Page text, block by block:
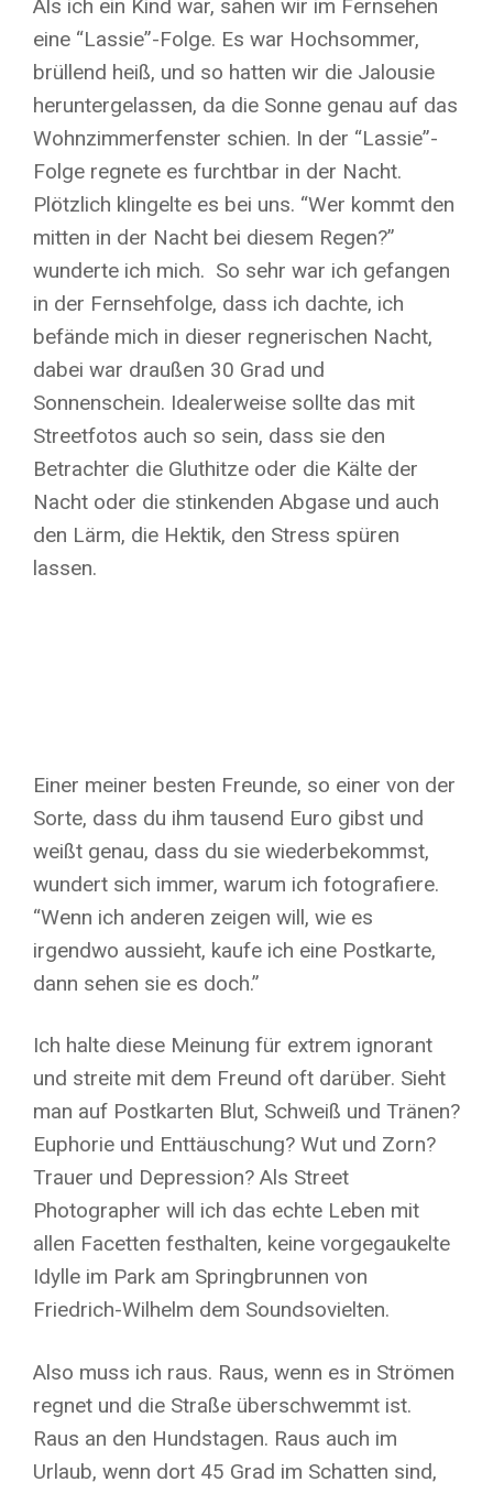
Als ich ein Kind war, sahen wir im Fernsehen
eine “Lassie”-Folge. Es war Hochsommer,
brüllend heiß, und so hatten wir die Jalousie
heruntergelassen, da die Sonne genau auf das
Wohnzimmerfenster schien. In der “Lassie”-
Folge regnete es furchtbar in der Nacht.
Plötzlich klingelte es bei uns. “Wer kommt den
mitten in der Nacht bei diesem Regen?”
wunderte ich mich. So sehr war ich gefangen
in der Fernsehfolge, dass ich dachte, ich
befände mich in dieser regnerischen Nacht,
dabei war draußen 30 Grad und
Sonnenschein. Idealerweise sollte das mit
Streetfotos auch so sein, dass sie den
Betrachter die Gluthitze oder die Kälte der
Nacht oder die stinkenden Abgase und auch
den Lärm, die Hektik, den Stress spüren
lassen.
Einer meiner besten Freunde, so einer von der
Sorte, dass du ihm tausend Euro gibst und
weißt genau, dass du sie wiederbekommst,
wundert sich immer, warum ich fotografiere.
“Wenn ich anderen zeigen will, wie es
irgendwo aussieht, kaufe ich eine Postkarte,
dann sehen sie es doch.”
Ich halte diese Meinung für extrem ignorant
und streite mit dem Freund oft darüber. Sieht
man auf Postkarten Blut, Schweiß und Tränen?
Euphorie und Enttäuschung? Wut und Zorn?
Trauer und Depression? Als Street
Photographer will ich das echte Leben mit
allen Facetten festhalten, keine vorgegaukelte
Idylle im Park am Springbrunnen von
Friedrich-Wilhelm dem Soundsovielten.
Also muss ich raus. Raus, wenn es in Strömen
regnet und die Straße überschwemmt ist.
Raus an den Hundstagen. Raus auch im
Urlaub, wenn dort 45 Grad im Schatten sind,